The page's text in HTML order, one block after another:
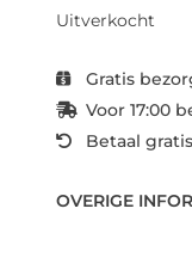
Uitverkocht
Gratis
Voor 17:00
Betaal
OVERIGE